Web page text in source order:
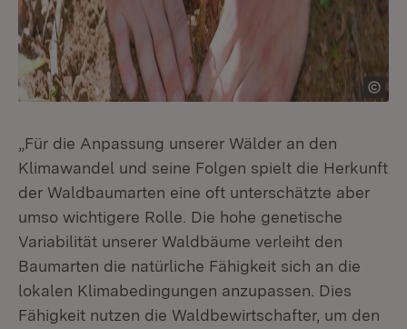
„Für die Anpassung unserer Wälder an den
Klimawandel und seine Folgen spielt die Herkunft
der Waldbaumarten eine oft unterschätzte aber
umso wichtigere Rolle. Die hohe genetische
Variabilität unserer Waldbäume verleiht den
Baumarten die natürliche Fähigkeit sich an die
lokalen Klimabedingungen anzupassen. Dies
Fähigkeit nutzen die Waldbewirtschafter, um den